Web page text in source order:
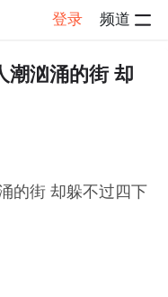
登录 频道
子详情
潮汹涌的街 却
的街 却躲不过四下